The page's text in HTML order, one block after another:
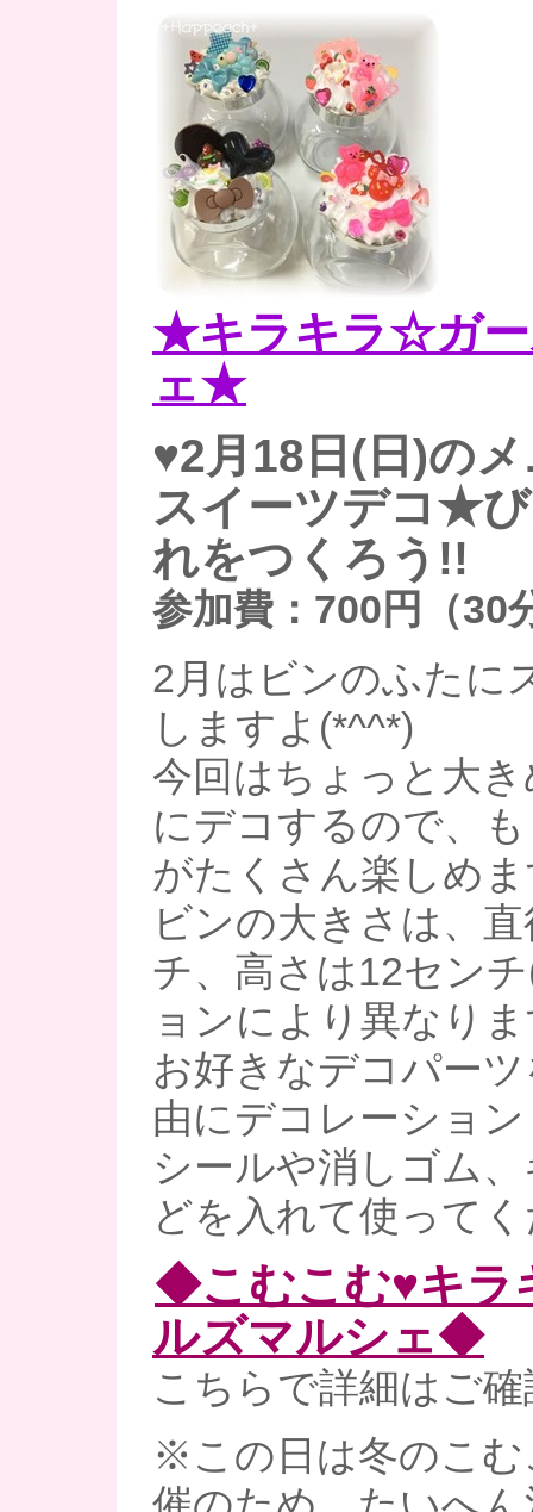
★キラキラ☆ガー
ェ★
♥2月18日(日)の
スイーツデコ★
れをつくろう!!
参加費：700円（30
2月はビンのふたに
しますよ(*^^*)
今回はちょっと大
にデコするので、
がたくさん楽しめ
ビンの大きさは、
チ、高さは12セン
ョンにより異なり
お好きなデコパー
由にデコレーショ
シールや消しゴム
どを入れて使って
◆こむこむ♥キラ
ルズマルシェ◆
こちらで詳細はご
※この日は冬のこむ